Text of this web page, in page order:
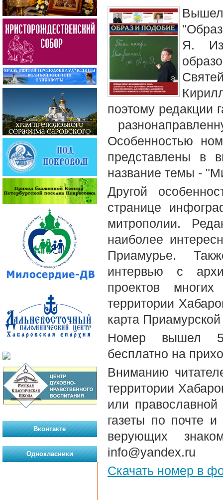
Вышел
Я.
поэтому редакции
Особенностью
представлены в
название темы -
Другой
странице
митрополии.
наиболее
Приамурье.
интервью с
проектов
территории
карта
Номер вышел 5-
бесплатно на
Вниманию
территории
или
газеты по почте и
верующих
info@yandex.ru
Скачать номер в
Вконтакте
Однокласники